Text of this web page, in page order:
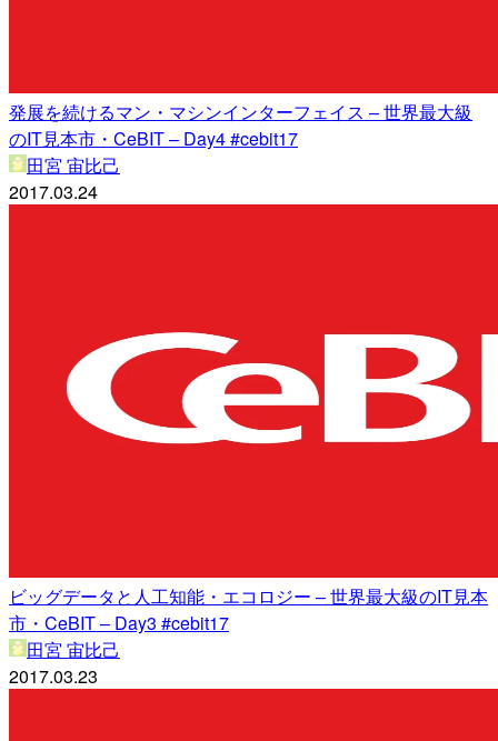
発展を続けるマン・マシンインターフェイス – 世界最大級
のIT見本市・CeBIT – Day4 #cebit17
田宮 宙比己
2017.03.24
ビッグデータと人工知能・エコロジー – 世界最大級のIT見本
市・CeBIT – Day3 #cebit17
田宮 宙比己
2017.03.23